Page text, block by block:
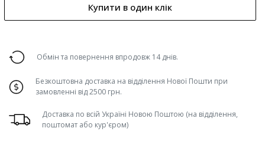
Купити в один клік
Обмін та повернення впродовж 14 днів.
Безкоштовна доставка на відділення Нової Пошти при
замовленні від 2500 грн.
Доставка по всій Україні Новою Поштою (на відділення,
поштомат або кур'єром)